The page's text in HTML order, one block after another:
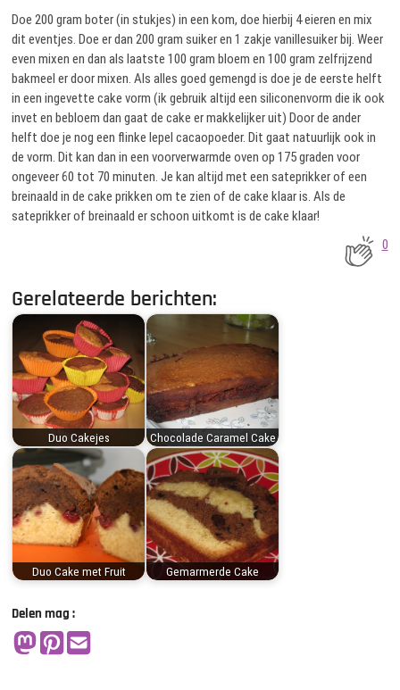
Doe 200 gram boter (in stukjes) in een kom, doe hierbij 4 eieren en mix
dit eventjes. Doe er dan 200 gram suiker en 1 zakje vanillesuiker bij. Weer
even mixen en dan als laatste 100 gram bloem en 100 gram zelfrijzend
bakmeel er door mixen. Als alles goed gemengd is doe je de eerste helft
in een ingevette cake vorm (ik gebruik altijd een siliconenvorm die ik ook
invet en bebloem dan gaat de cake er makkelijker uit) Door de ander
helft doe je nog een flinke lepel cacaopoeder. Dit gaat natuurlijk ook in
de vorm. Dit kan dan in een voorverwarmde oven op 175 graden voor
ongeveer 60 tot 70 minuten. Je kan altijd met een sateprikker of een
breinaald in de cake prikken om te zien of de cake klaar is. Als de
sateprikker of breinaald er schoon uitkomt is de cake klaar!
0
Gerelateerde berichten:
Duo Cakejes Chocolade Caramel Cake
Duo Cake met Fruit Gemarmerde Cake
Delen mag :